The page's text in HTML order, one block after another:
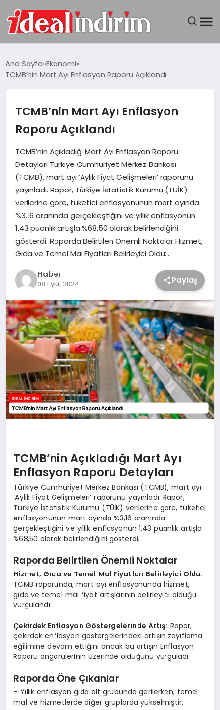
DÜNYA
SEYAHAT
TEKNOLOJI
YAŞAM
Ana Sayfa Ekonomi
TCMB’nin Mart Ayı Enflasyon Raporu Açıklandı
TCMB’nin Mart Ayı Enflasyon
Raporu Açıklandı
TCMB’nin Açıkladığı Mart Ayı Enflasyon Raporu
Detayları Türkiye Cumhuriyet Merkez Bankası
(TCMB), mart ayı ‘Aylık Fiyat Gelişmeleri’ raporunu
yayınladı. Rapor, Türkiye İstatistik Kurumu (TÜİK)
verilerine göre, tüketici enflasyonunun mart ayında
%3,16 oranında gerçekleştiğini ve yıllık enflasyonun
1,43 puanlık artışla %68,50 olarak belirlendiğini
gösterdi. Raporda Belirtilen Önemli Noktalar Hizmet,
Gıda ve Temel Mal Fiyatları Belirleyici Oldu:…
Haber
08 Eylül 2024 Paylaş
TCMB’nin Açıkladığı Mart Ayı
Enflasyon Raporu Detayları
Türkiye Cumhuriyet Merkez Bankası (TCMB), mart ayı
‘Aylık Fiyat Gelişmeleri’ raporunu yayınladı. Rapor,
Türkiye İstatistik Kurumu (TÜİK) verilerine göre, tüketici
enflasyonunun mart ayında %3,16 oranında
gerçekleştiğini ve yıllık enflasyonun 1,43 puanlık artışla
%68,50 olarak belirlendiğini gösterdi.
Raporda Belirtilen Önemli Noktalar
Hizmet, Gıda ve Temel Mal Fiyatları Belirleyici Oldu:
TCMB raporunda, mart ayı enflasyonunda hizmet,
gıda ve temel mal fiyat artışlarının belirleyici olduğu
vurgulandı.
Çekirdek Enflasyon Göstergelerinde Artış: Rapor,
çekirdek enflasyon göstergelerindeki artışın zayıflama
eğilimine devam ettiğini ancak bu artışın Enflasyon
Raporu öngörülerinin üzerinde olduğunu vurguladı.
Raporda Öne Çıkanlar
– Yıllık enflasyon gıda alt grubunda gerilerken, temel
mal ve hizmetlerde diğer gruplarda yükselmiştir.